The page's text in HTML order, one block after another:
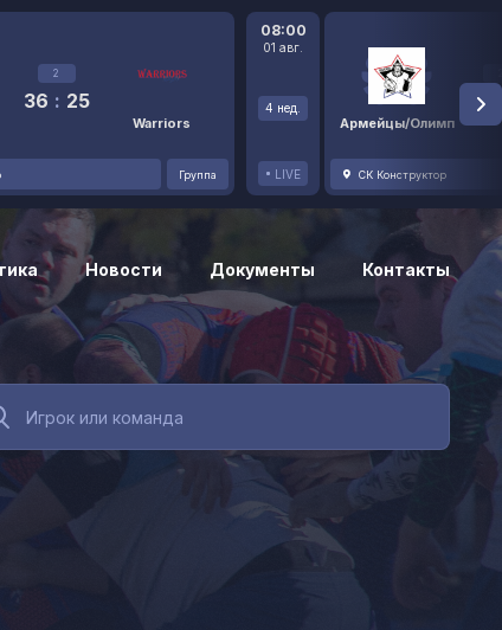
2
36 : 25
Warriors
Группа
08:00
01 авг.
4 нед.
LIVE
Армейцы/Олимп
48
СК Конструктор
Новости Документы Контакты